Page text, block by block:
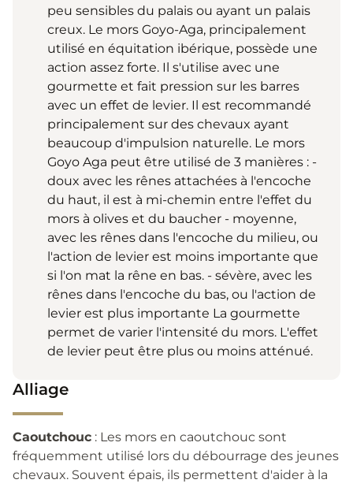
peu sensibles du palais ou ayant un palais
creux. Le mors Goyo-Aga, principalement
utilisé en équitation ibérique, possède une
action assez forte. Il s'utilise avec une
gourmette et fait pression sur les barres
avec un effet de levier. Il est recommandé
principalement sur des chevaux ayant
beaucoup d'impulsion naturelle. Le mors
Goyo Aga peut être utilisé de 3 manières : -
doux avec les rênes attachées à l'encoche
du haut, il est à mi-chemin entre l'effet du
mors à olives et du baucher - moyenne,
avec les rênes dans l'encoche du milieu, ou
l'action de levier est moins importante que
si l'on mat la rêne en bas. - sévère, avec les
rênes dans l'encoche du bas, ou l'action de
levier est plus importante La gourmette
permet de varier l'intensité du mors. L'effet
de levier peut être plus ou moins atténué.
Alliage
Caoutchouc : Les mors en caoutchouc sont
fréquemment utilisé lors du débourrage des jeunes
chevaux. Souvent épais, ils permettent d'aider à la